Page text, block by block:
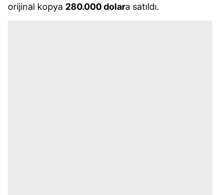
orijinal kopya 280.000 dolara satıldı.